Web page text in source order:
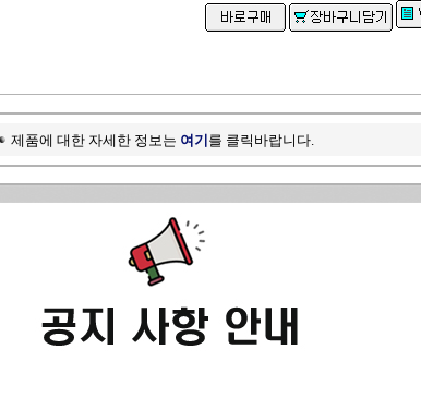
제품에 대한 자세한 정보는 여기 를 클릭바랍니다.